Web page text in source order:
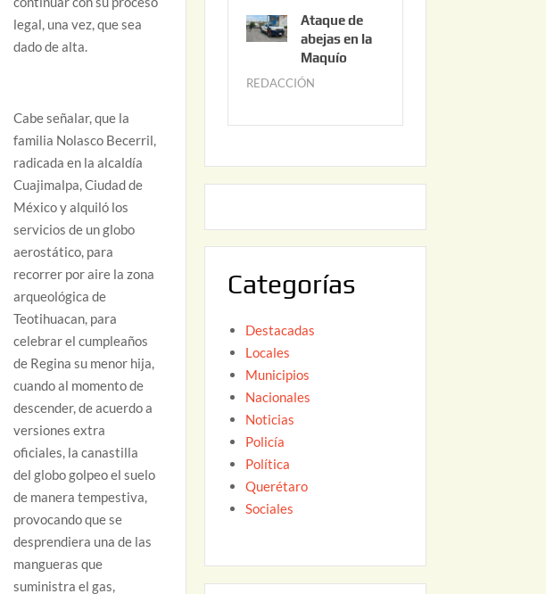
legal, una vez, que sea
dado de alta.
Cabe señalar, que la
familia Nolasco Becerril,
radicada en la alcaldía
Cuajimalpa, Ciudad de
México y alquiló los
servicios de un globo
aerostático, para
recorrer por aire la zona
arqueológica de
Teotihuacan, para
celebrar el cumpleaños
de Regina su menor hija,
cuando al momento de
descender, de acuerdo a
versiones extra
oficiales, la canastilla
del globo golpeo el suelo
de manera tempestiva,
provocando que se
desprendiera una de las
mangueras que
suministra el gas,
0
2
6
n
i
0
2
Ataque de
abejas en la
Maquío
REDACCIÓN
y
2
Categorías
Destacadas
Locales
Municipios
Nacionales
Noticias
Policía
Política
Querétaro
Sociales